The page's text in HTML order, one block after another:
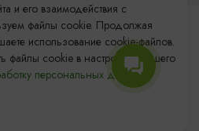
и его взаимодействия с
файлы cookie. Продолжая
использование cookie-файлов.
файлы cookie в настройках Вашего
персональных данных.